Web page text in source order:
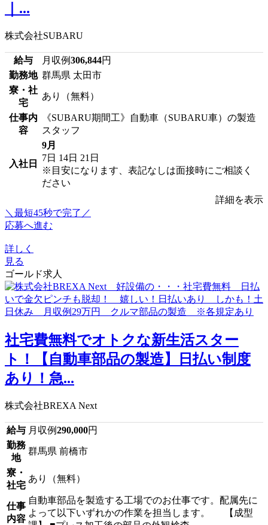
｜...
株式会社SUBARU
給与 月収例306,844円
勤務地 群馬県 太田市
寮・社
宅
あり（無料）
仕事内
容
《SUBARU期間工》自動車（SUBARU車）の製造
スタッフ
入社日
9月
7日 14日 21日
※目安になります、表記なしは面接時にご相談く
ださい
詳細を表示
＼最短45秒で完了／
応募へ進む
詳しく
見る
ゴールド求人
社宅費無料でオトクな新生活スター
ト！【自動車部品の製造】日払い制度
あり！急...
株式会社BREXA Next
給与 月収例290,000円
勤務
地
群馬県 前橋市
寮・
社宅
あり（無料）
仕事
内容
自動車部品を製造する工場でのお仕事です。配属先に
よって以下いずれかの作業を担当します。 【成型